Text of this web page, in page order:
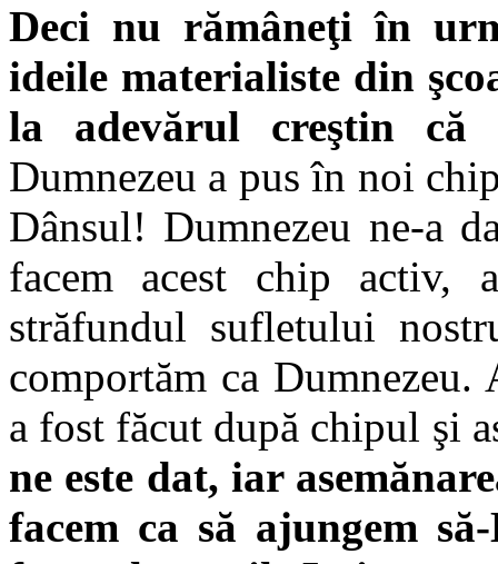
Deci nu rămâneţi în
ideile materialiste din
la adevărul creştin că
Dumnezeu a pus în noi
Dânsul! Dumnezeu ne-a
facem acest chip activ,
străfundul sufletului
comportăm ca Dumnezeu.
a fost făcut după chipul şi
ne este dat, iar
facem ca să ajungem